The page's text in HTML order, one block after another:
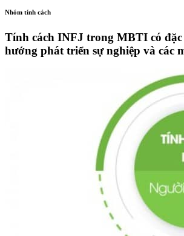
Nhóm tính cách
Tính cách INFJ trong MBTI có
hướng phát triển sự nghiệp và các